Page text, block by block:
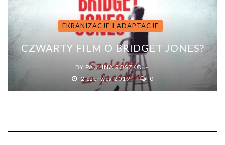
EKRANIZACJE I ADAPTACJE
CZWARTY FILM O BRIDGET JONES?
BY PAULINA ROSZKO
2 czerwca 2019
0